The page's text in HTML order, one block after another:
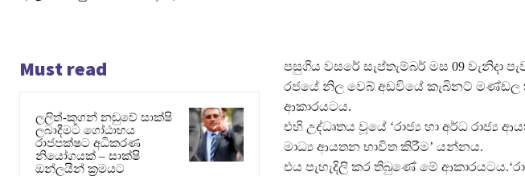
Must read
ලලිත්-කූගන් නඩුවේ සාක්ෂි
ලබාදීමට ගෝඨාභය
රාජපක්ෂට අධිකරණ
නියෝගයක් – සාක්ෂි
ඔන්ලයින් ක්‍රමයට
පසුගිය වසරේ සැප්තැම්බර් මස 09 වැනිදා
රජයේ නිල වෙබ් අඩවියේ කැබිනට්
ආකාරයටය.
එහි උද්ධෘතය වූයේ ‘රාජ්‍ය හා අර්ධ රාජ්‍ය
මාධ්‍ය ආයතන භාවිත කිරීම’ යන්නය.
එය පැහැදිලි කර තිබුණේ මේ